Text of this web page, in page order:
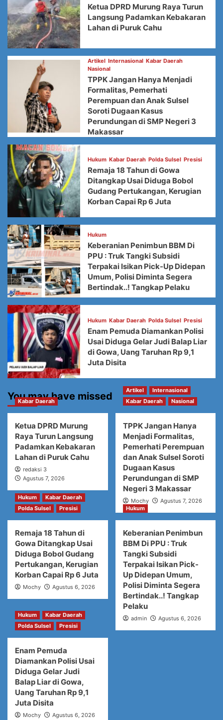
Ketua DPRD Murung Raya Turun
Langsung Padamkan Kebakaran
Lahan di Puruk Cahu
Artikel Internasional Kabar Daerah
Nasional
TPPK Jangan Hanya Menjadi
Formalitas, Pemerhati
Perempuan dan Anak Sulsel
Soroti Dugaan Kasus
Perundungan di SMP Negeri 3
Makassar
Hukum Kabar Daerah Polda Sulsel Presisi
Remaja 18 Tahun di Gowa
Ditangkap Usai Diduga Bobol
Gudang Pertukangan, Kerugian
Korban Capai Rp 6 Juta
Hukum
Keberanian Penimbun BBM Di
PPU : Truk Tangki Subsidi
Terpakai Isikan Pick-Up Didepan
Umum, Polisi Diminta Segera
Bertindak..! Tangkap Pelaku
Hukum Kabar Daerah Polda Sulsel Presisi
Enam Pemuda Diamankan Polisi
Usai Diduga Gelar Judi Balap Liar
di Gowa, Uang Taruhan Rp 9,1
Juta Disita
You may have missed
Kabar Daerah
Ketua DPRD Murung
Raya Turun Langsung
Padamkan Kebakaran
Lahan di Puruk Cahu
redaksi 3
Agustus 7, 2026
Artikel
Internasional
Kabar Daerah
Nasional
TPPK Jangan Hanya
Menjadi Formalitas,
Pemerhati Perempuan
dan Anak Sulsel Soroti
Dugaan Kasus
Perundungan di SMP
Negeri 3 Makassar
Mochy Agustus 7, 2026
Hukum
Kabar Daerah
Polda Sulsel
Presisi
Remaja 18 Tahun di
Gowa Ditangkap Usai
Diduga Bobol Gudang
Pertukangan, Kerugian
Korban Capai Rp 6 Juta
Mochy Agustus 6, 2026
Hukum
Keberanian Penimbun
BBM Di PPU : Truk
Tangki Subsidi
Terpakai Isikan Pick-
Up Didepan Umum,
Polisi Diminta Segera
Bertindak..! Tangkap
Pelaku
admin Agustus 6, 2026
Hukum
Kabar Daerah
Polda Sulsel
Presisi
Enam Pemuda
Diamankan Polisi Usai
Diduga Gelar Judi
Balap Liar di Gowa,
Uang Taruhan Rp 9,1
Juta Disita
Mochy Agustus 6, 2026